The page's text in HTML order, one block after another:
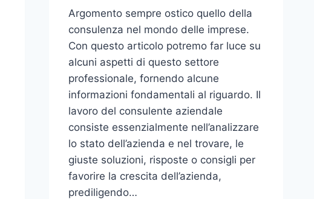
Argomento sempre ostico quello della
consulenza nel mondo delle imprese.
Con questo articolo potremo far luce su
alcuni aspetti di questo settore
professionale, fornendo alcune
informazioni fondamentali al riguardo. Il
lavoro del consulente aziendale
consiste essenzialmente nell’analizzare
lo stato dell’azienda e nel trovare, le
giuste soluzioni, risposte o consigli per
favorire la crescita dell’azienda,
prediligendo…